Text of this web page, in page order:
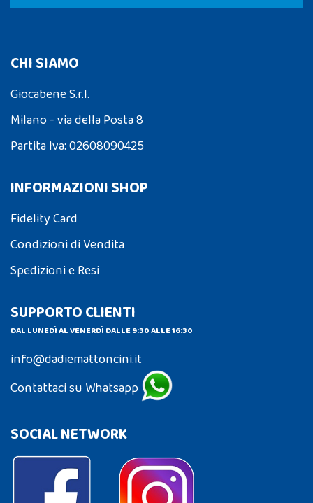
CHI SIAMO
Giocabene S.r.l.
Milano - via della Posta 8
Partita Iva: 02608090425
INFORMAZIONI SHOP
Fidelity Card
Condizioni di Vendita
Spedizioni e Resi
SUPPORTO CLIENTI
DAL LUNEDÌ AL VENERDÌ DALLE 9:30 ALLE 16:30
info@dadiemattoncini.it
Contattaci su Whatsapp
SOCIAL NETWORK